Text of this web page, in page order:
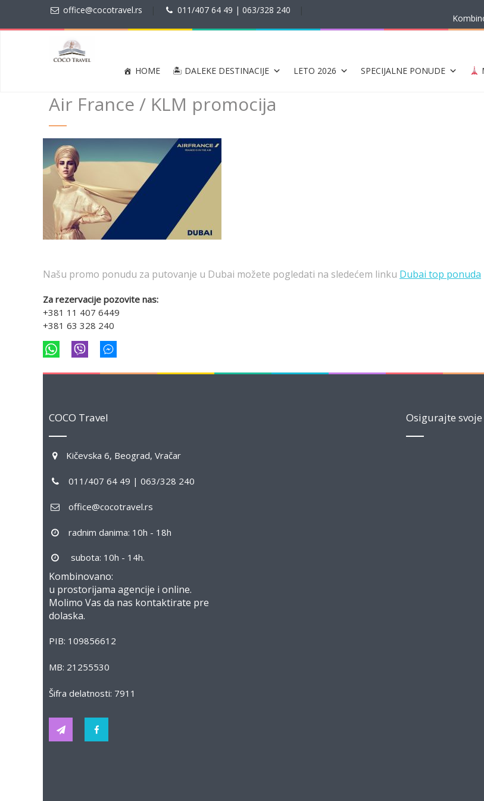
office@cocotravel.rs 011/407 64 49 | 063/328 240
HOME 🏝 DALEKE DESTINACIJE LETO 2026 SPECIJALNE PONUDE
Air France / KLM promocija
Našu promo ponudu za putovanje u Dubai možete pogledati na sledećem linku Dubai top ponuda
Za rezervacije pozovite nas:
+381 11 407 6449
+381 63 328 240
COCO Travel
Kičevska 6, Beograd, Vračar
011/407 64 49 | 063/328 240
office@cocotravel.rs
radnim danima: 10h - 18h
subota: 10h - 14h.
Kombinovano:
u prostorijama agencije i online.
Molimo Vas da nas kontaktirate pre
dolaska.
PIB: 109856612
MB: 21255530
Šifra delatnosti: 7911
Osigurajte